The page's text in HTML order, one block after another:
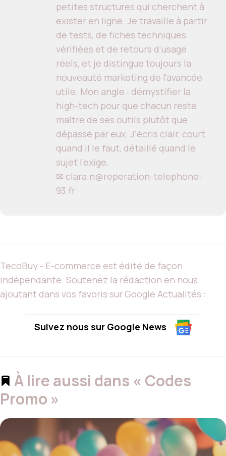
petites structures qui cherchent à
exister en ligne. Je travaille à partir
de tests, de fiches techniques
vérifiées et de retours d'usage
réels, et je distingue toujours la
nouveauté marketing de l'avancée
utile. Mon angle : démystifier la
high-tech pour que chacun reste
maître de ses outils plutôt que
dépassé par eux. J'écris clair, court
quand il le faut, détaillé quand le
sujet l'exige.
✉ clara.n@reperation-telephone-
93.fr
TecoBuy - E-commerce est édité de façon
indépendante. Soutenez la rédaction en nous
ajoutant dans vos favoris sur Google Actualités :
Suivez nous sur Google News
À lire aussi dans « Codes
Promo »